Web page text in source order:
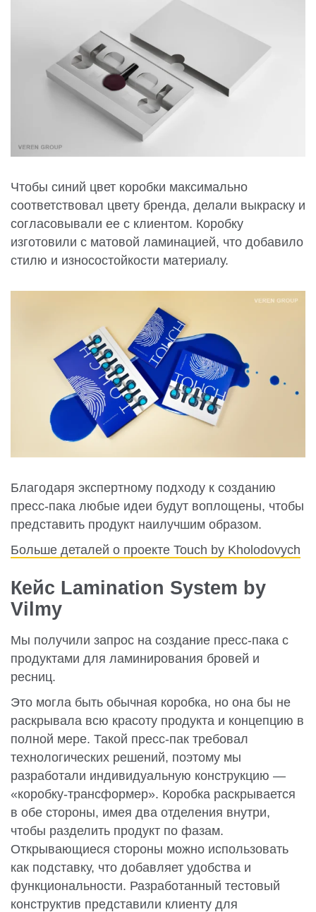
Чтобы синий цвет коробки максимально
соответствовал цвету бренда, делали выкраску и
согласовывали ее с клиентом. Коробку
изготовили с матовой ламинацией, что добавило
стилю и износостойкости материалу.
Благодаря экспертному подходу к созданию
пресс-пака любые идеи будут воплощены, чтобы
представить продукт наилучшим образом.
Больше деталей о проекте Touch by Kholodovych
Кейс Lamination System by
Vilmy
Мы получили запрос на создание пресс-пака с
продуктами для ламинирования бровей и
ресниц.
Это могла быть обычная коробка, но она бы не
раскрывала всю красоту продукта и концепцию в
полной мере. Такой пресс-пак требовал
технологических решений, поэтому мы
разработали индивидуальную конструкцию —
«коробку-трансформер». Коробка раскрывается
в обе стороны, имея два отделения внутри,
чтобы разделить продукт по фазам.
Открывающиеся стороны можно использовать
как подставку, что добавляет удобства и
функциональности. Разработанный тестовый
конструктив представили клиенту для